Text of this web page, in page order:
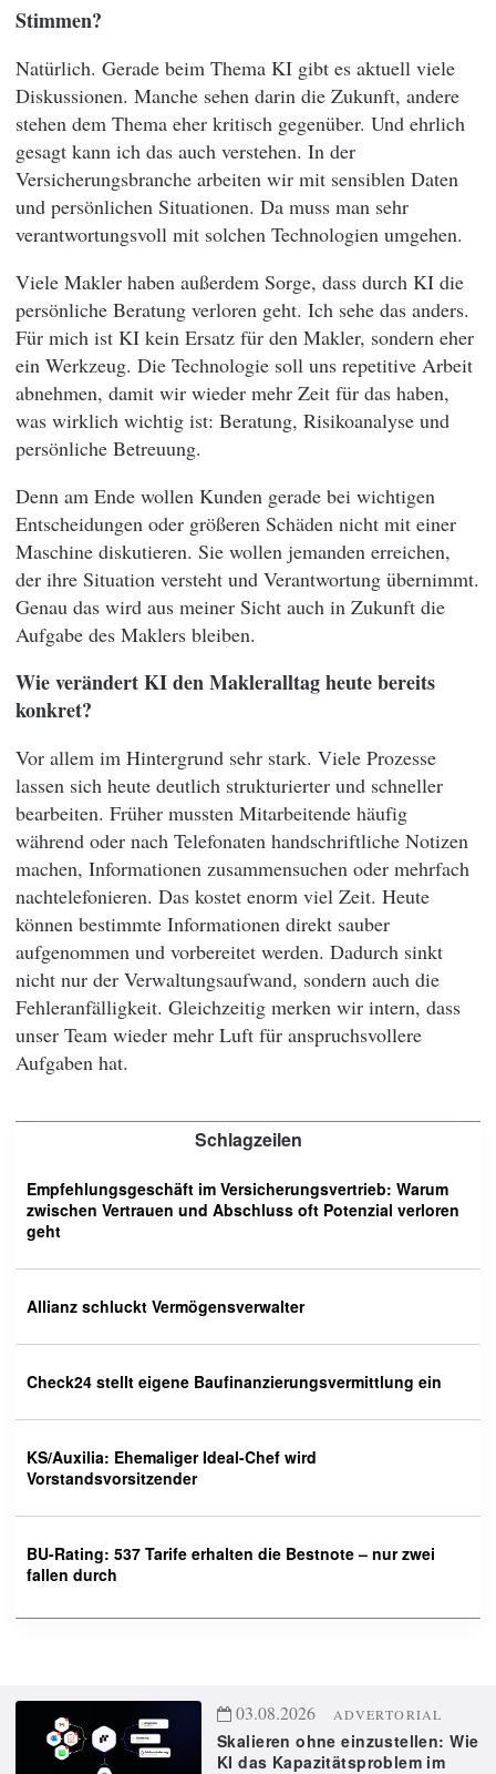
Stimmen?
Natürlich. Gerade beim Thema KI gibt es aktuell viele
Diskussionen. Manche sehen darin die Zukunft, andere
stehen dem Thema eher kritisch gegenüber. Und ehrlich
gesagt kann ich das auch verstehen. In der
Versicherungsbranche arbeiten wir mit sensiblen Daten
und persönlichen Situationen. Da muss man sehr
verantwortungsvoll mit solchen Technologien umgehen.
Viele Makler haben außerdem Sorge, dass durch KI die
persönliche Beratung verloren geht. Ich sehe das anders.
Für mich ist KI kein Ersatz für den Makler, sondern eher
ein Werkzeug. Die Technologie soll uns repetitive Arbeit
abnehmen, damit wir wieder mehr Zeit für das haben,
was wirklich wichtig ist: Beratung, Risikoanalyse und
persönliche Betreuung.
Denn am Ende wollen Kunden gerade bei wichtigen
Entscheidungen oder größeren Schäden nicht mit einer
Maschine diskutieren. Sie wollen jemanden erreichen,
der ihre Situation versteht und Verantwortung übernimmt.
Genau das wird aus meiner Sicht auch in Zukunft die
Aufgabe des Maklers bleiben.
Wie verändert KI den Makleralltag heute bereits
konkret?
Vor allem im Hintergrund sehr stark. Viele Prozesse
lassen sich heute deutlich strukturierter und schneller
bearbeiten. Früher mussten Mitarbeitende häufig
während oder nach Telefonaten handschriftliche Notizen
machen, Informationen zusammensuchen oder mehrfach
nachtelefonieren. Das kostet enorm viel Zeit. Heute
können bestimmte Informationen direkt sauber
aufgenommen und vorbereitet werden. Dadurch sinkt
nicht nur der Verwaltungsaufwand, sondern auch die
Fehleranfälligkeit. Gleichzeitig merken wir intern, dass
unser Team wieder mehr Luft für anspruchsvollere
Aufgaben hat.
Schlagzeilen
Empfehlungsgeschäft im Versicherungsvertrieb: Warum
zwischen Vertrauen und Abschluss oft Potenzial verloren
geht
Allianz schluckt Vermögensverwalter
Check24 stellt eigene Baufinanzierungsvermittlung ein
KS/Auxilia: Ehemaliger Ideal-Chef wird
Vorstandsvorsitzender
BU-Rating: 537 Tarife erhalten die Bestnote – nur zwei
fallen durch
03.08.2026 ADVERTORIAL
Skalieren ohne einzustellen: Wie
KI das Kapazitätsproblem im